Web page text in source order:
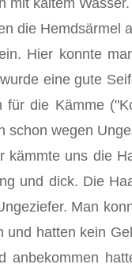
mit kaltem
die Hemdsärmel
Hier konnte
eine gute
für die Kämme
schon wegen
kämmte uns die
und dick. Die
Man
und hatten kein
anbekommen